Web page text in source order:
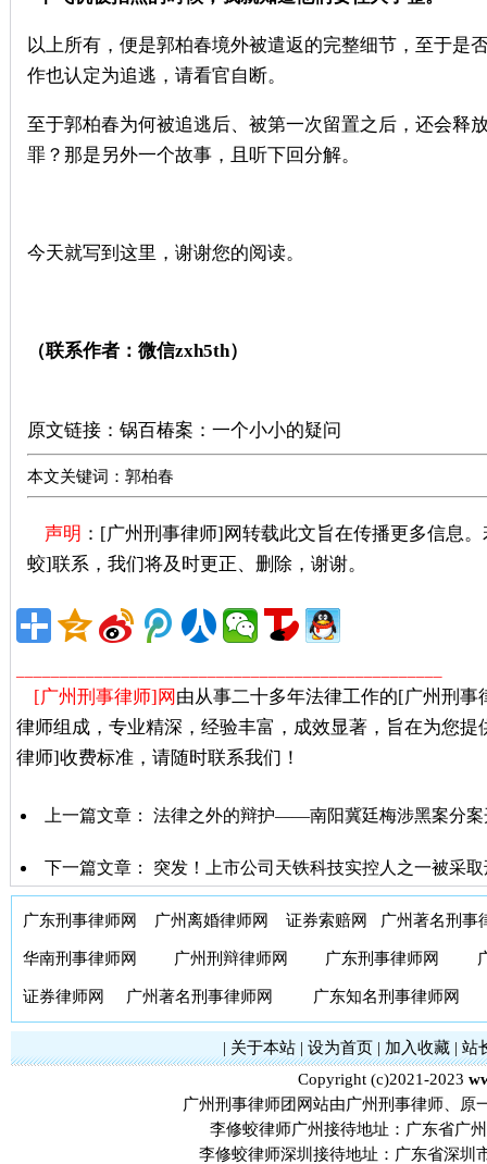
以上所有，便是郭柏春境外被遣返的完整细节，至于是
作也认定为追逃，请看官自断。
至于郭柏春为何被追逃后、被第一次留置之后，还会释
罪？那是另外一个故事，且听下回分解。
今天就写到这里，谢谢您的阅读。
（联系作者：微信zxh5th）
原文链接： 锅百椿案：一个小小的疑问
本文关键词：郭柏春
声明 ：[广州刑事律师]网转载此文旨在传播更多信息
蛟]联系，我们将及时更正、删除，谢谢。
[广州刑事律师]网 由从事二十多年法律工作的[广州刑
律师组成，专业精深，经验丰富，成效显著，旨在为您
律师]收费标准，请随时联系我们！
上一篇文章： 法律之外的辩护——南阳冀廷梅涉黑案分案
下一篇文章： 突发！上市公司天铁科技实控人之一被采
广东刑事律师网 广州离婚律师网 证券索赔网 广州著名刑事
华南刑事律师网 广州刑辩律师网 广东刑事律师网
证券律师网 广州著名刑事律师网 广东知名刑事律师网
| 关于本站| 设为首页| 加入收藏| 站
Copyright (c)2021-2023
广州刑事律师团网站由广州刑事律师、原
李修蛟律师广州接待地址：广东省广
李修蛟律师深圳接待地址：广东省深圳